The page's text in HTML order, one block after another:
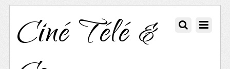
Ciné Télé &